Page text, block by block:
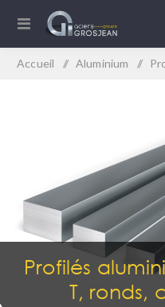
Accueil / Aluminium /
Profilés
T, ronds,